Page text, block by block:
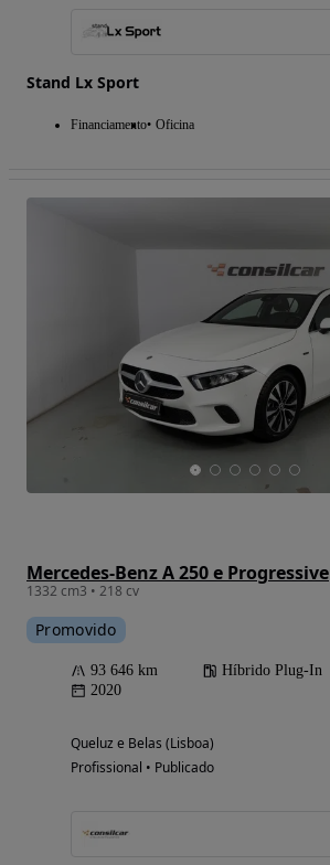
Stand Lx Sport
Financiamento Oficina
Mercedes-Benz A 250 e Progressive
1332 cm3 • 218 cv
Promovido
93 646 km Híbrido Plug-In
2020
Queluz e Belas (Lisboa)
Profissional • Publicado